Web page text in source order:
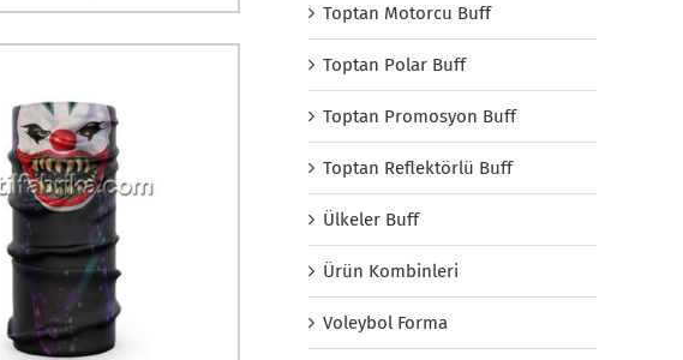
Toptan Motorcu Buff
Toptan Polar Buff
Toptan Promosyon Buff
Toptan Reflektörlü Buff
Ülkeler Buff
Ürün Kombinleri
Voleybol Forma